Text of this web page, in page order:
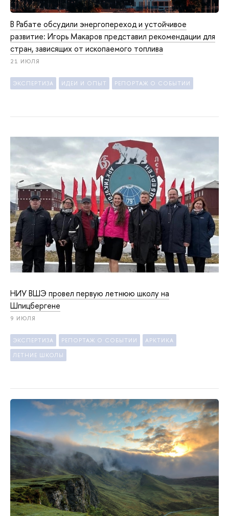
В Рабате обсудили энергопереход и устойчивое
развитие: Игорь Макаров представил рекомендации для
стран, зависящих от ископаемого топлива
21 ИЮЛЯ
ЭКСПЕРТИЗА ИДЕИ И ОПЫТ РЕПОРТАЖ О СОБЫТИИ
НИУ ВШЭ провел первую летнюю школу на
Шпицбергене
9 ИЮЛЯ
ЭКСПЕРТИЗА РЕПОРТАЖ О СОБЫТИИ АРКТИКА
ЛЕТНИЕ ШКОЛЫ